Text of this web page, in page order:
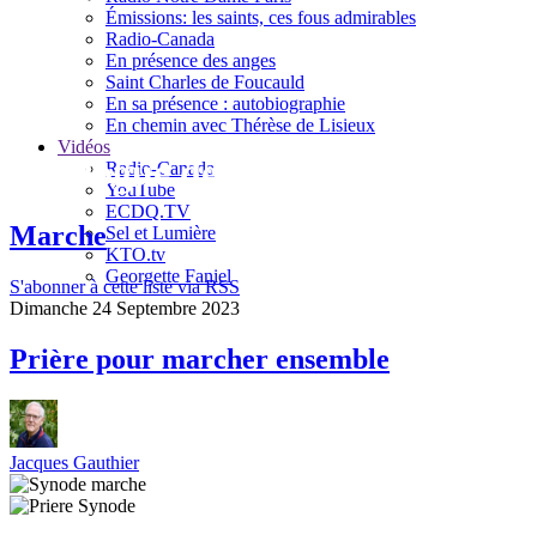
Émissions: les saints, ces fous admirables
Radio-Canada
En présence des anges
Saint Charles de Foucauld
En sa présence : autobiographie
En chemin avec Thérèse de Lisieux
Vidéos
Radio-Canada
YouTube
ECDQ.TV
Sel et Lumière
KTO.tv
Georgette Faniel
Le blogue de Jacques Gauthier
Marche
S'abonner à cette liste via RSS
Dimanche 24 Septembre 2023
Prière pour marcher ensemble
Jacques Gauthier